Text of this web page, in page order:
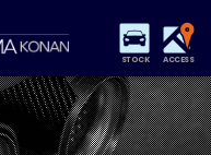
STOCK ACCESS
パーツリスト
アクセスマップ